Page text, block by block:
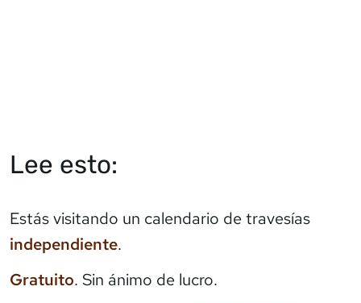
Lee esto:
Estás visitando un calendario de travesías
independiente.
Gratuito. Sin ánimo de lucro.